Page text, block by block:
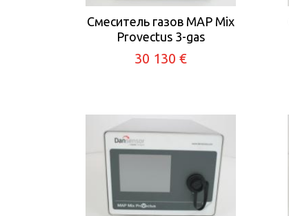
Смеситель газов MAP Mix
Provectus 3-gas
30 130 €